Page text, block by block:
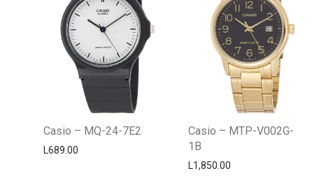
Casio – MQ-24-7E2
L689.00
Casio – MTP-V002G-
1B
L1,850.00